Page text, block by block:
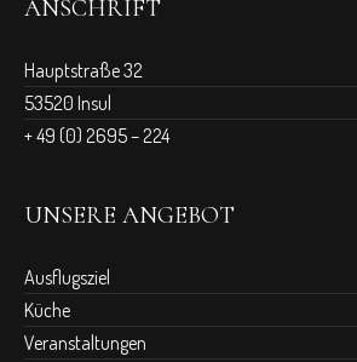
ANSCHRIFT
Hauptstraße 32
53520 Insul
+ 49 (0) 2695 – 224
UNSERE ANGEBOT
Ausflugsziel
Küche
Veranstaltungen